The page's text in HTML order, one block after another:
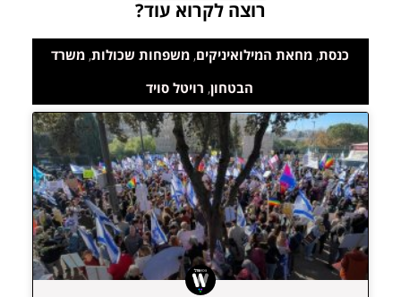
רוצה לקרוא עוד?
כנסת,מחאת המילואיניקים,משפחות שכולות,משרד
הבטחון, רויטל סויד